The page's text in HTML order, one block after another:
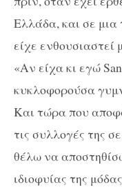
Ελλάδα, και σε μια
είχε
«Αν είχα κι εγώ
κυκλοφορούσα
Kαι τώρα που
τις συλλογές της
θέλω να
ιδιοφυίας της